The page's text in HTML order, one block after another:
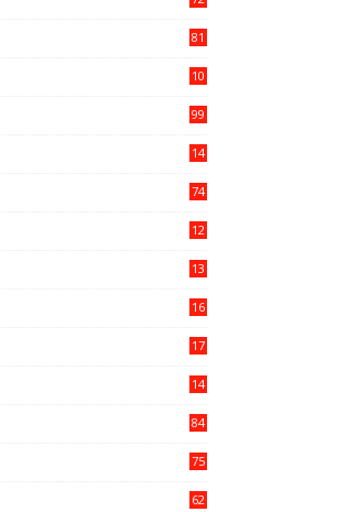
81
10
99
14
74
12
13
16
17
14
84
75
62